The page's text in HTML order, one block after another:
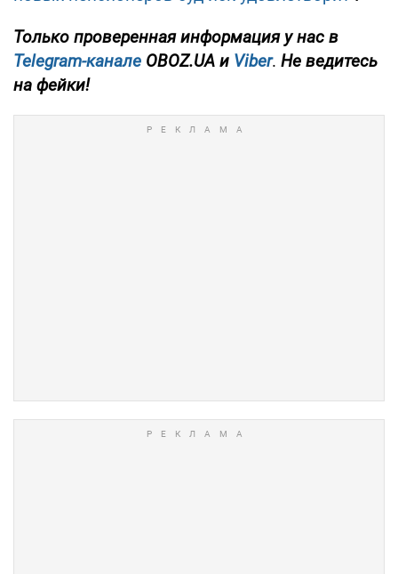
Только проверенная информация у нас в
Telegram-канале OBOZ.UA и Viber. Не ведитесь
на фейки!